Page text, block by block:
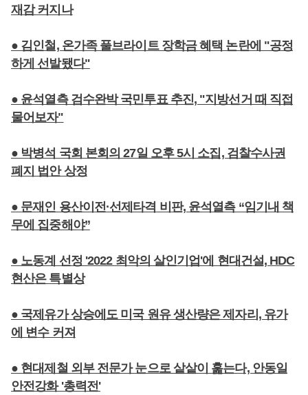
재감 커지나
● 김인철, 온가족 풀브라이트 장학금 혜택 논란에 "공정
하게 선발됐다"
● 윤석열측 검수완박 국민투표 추진, "지방선거 때 직접
물어보자"
● 박병석 국회 본회의 27일 오후 5시 소집, 검찰수사권
폐지 법안 상정
● 문재인 용산이전·선제타격 비판, 윤석열측 “임기내 책
무에 집중해야”
● 노동계 선정 '2022 최악의 살인기업'에 현대건설, HDC
현산은 특별상
● 국제유가 상승에도 미국 원유 생산량은 제자리, 유가
에 변수 커져
● 현대제철 외부 전문가 눈으로 샅샅이 훑는다, 안동일
안전강화 '총력전'